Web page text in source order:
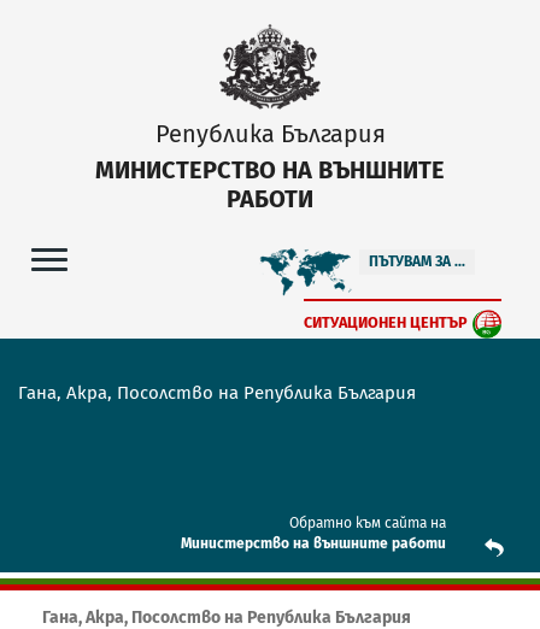
Република България
МИНИСТЕРСТВО НА ВЪНШНИТЕ
РАБОТИ
ПЪТУВАМ ЗА ...
СИТУАЦИОНЕН ЦЕНТЪР
Гана, Акра, Посолство на Република България
Обратно към сайта на
Mинистерство на външните работи
Гана, Акра, Посолство на Република България